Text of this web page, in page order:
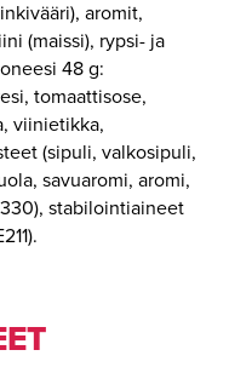
aromit,
(maissi), rypsi- ja
48 g:
tomaattisose,
viinietikka,
(sipuli, valkosipuli,
savuaromi, aromi,
stabilointiaineet